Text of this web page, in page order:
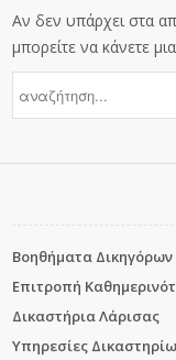
Αν δεν υπάρχει στα
μπορείτε να κάνετε
Βοηθήματα Δικηγόρων
Επιτροπή
Δικαστήρια Λάρισας
Υπηρεσίες